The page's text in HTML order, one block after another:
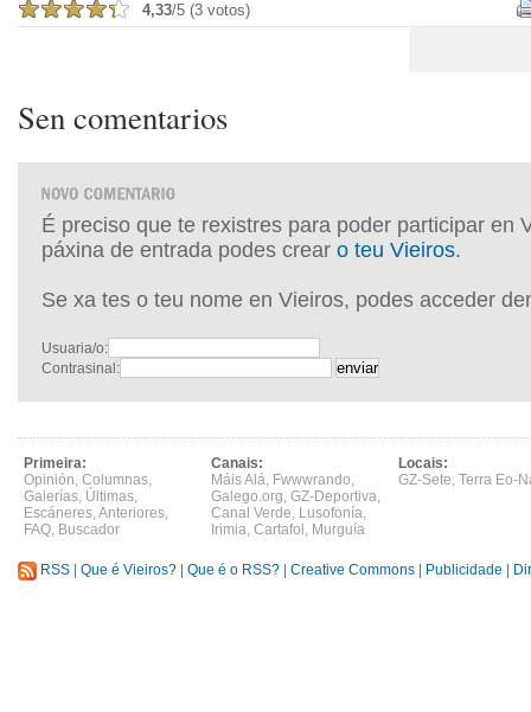
4,33/5 (3 votos)
Sen comentarios
É preciso que te rexistres para poder participar en
páxina de entrada podes crear o teu Vieiros.
Se xa tes o teu nome en Vieiros, podes acceder
Usuaria/o:
Contrasinal:
Primeira:
Opinión, Columnas,
Galerías, Últimas,
Escáneres,Anteriores,
FAQ, Buscador
Canais:
Máis Alá, Fwwwrando,
Galego.org, GZ-Deportiva,
Canal Verde, Lusofonía,
Irimia, Cartafol , Murguía
Locais:
GZ-Sete, Terra Eo-
RSS Que é Vieiros? Que é o RSS? Creative Commons Publicidade